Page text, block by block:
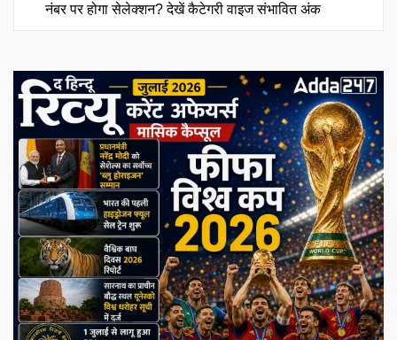
नंबर पर होगा सेलेक्शन? देखें कैटेगरी वाइज संभावित अंक